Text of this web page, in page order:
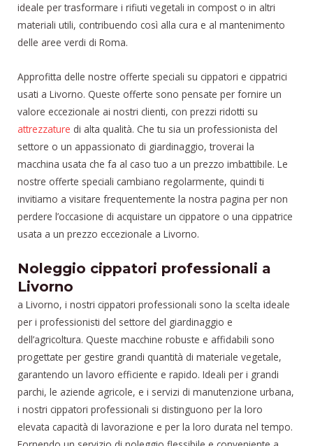
ideale per trasformare i rifiuti vegetali in compost o in altri
materiali utili, contribuendo così alla cura e al mantenimento
delle aree verdi di Roma.
Approfitta delle nostre offerte speciali su cippatori e cippatrici
usati a Livorno. Queste offerte sono pensate per fornire un
valore eccezionale ai nostri clienti, con prezzi ridotti su
attrezzature di alta qualità. Che tu sia un professionista del
settore o un appassionato di giardinaggio, troverai la
macchina usata che fa al caso tuo a un prezzo imbattibile. Le
nostre offerte speciali cambiano regolarmente, quindi ti
invitiamo a visitare frequentemente la nostra pagina per non
perdere l’occasione di acquistare un cippatore o una cippatrice
usata a un prezzo eccezionale a Livorno.
Noleggio cippatori professionali a
Livorno
a Livorno, i nostri cippatori professionali sono la scelta ideale
per i professionisti del settore del giardinaggio e
dell’agricoltura. Queste macchine robuste e affidabili sono
progettate per gestire grandi quantità di materiale vegetale,
garantendo un lavoro efficiente e rapido. Ideali per i grandi
parchi, le aziende agricole, e i servizi di manutenzione urbana,
i nostri cippatori professionali si distinguono per la loro
elevata capacità di lavorazione e per la loro durata nel tempo.